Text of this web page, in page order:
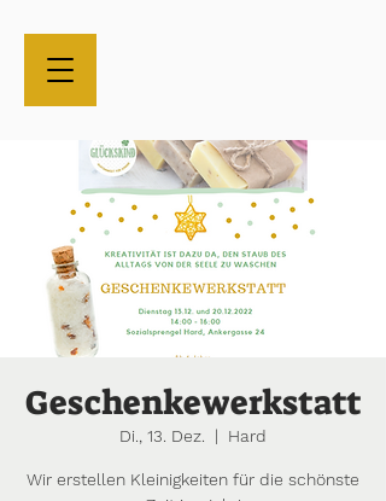
Geschenkewerkstatt
Di., 13. Dez.
  |
Hard
Wir erstellen Kleinigkeiten für die schönste